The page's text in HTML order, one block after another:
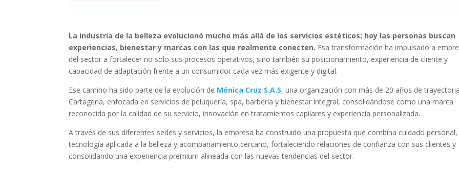
La industria de la belleza evolucionó mucho más allá de los servicios estéticos; hoy las personas buscan
experiencias, bienestar y marcas con las que realmente conecten. Esa transformación ha impulsado a
del sector a fortalecer no solo sus procesos operativos, sino también su posicionamiento, experiencia de cliente y
capacidad de adaptación frente a un consumidor cada vez más exigente y digital.
Ese camino ha sido parte de la evolución de Mónica Cruz S.A.S, una organización con más de 20 años de
Cartagena, enfocada en servicios de peluquería, spa, barbería y bienestar integral, consolidándose como una marca
reconocida por la calidad de su servicio, innovación en tratamientos capilares y experiencia personalizada.
A través de sus diferentes sedes y servicios, la empresa ha construido una propuesta que combina cuidado personal,
tecnología aplicada a la belleza y acompañamiento cercano, fortaleciendo relaciones de confianza con sus clientes y
consolidando una experiencia premium alineada con las nuevas tendencias del sector.